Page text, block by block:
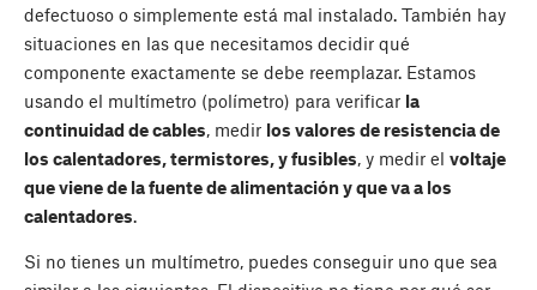
defectuoso o simplemente está mal instalado. También hay
situaciones en las que necesitamos decidir qué
componente exactamente se debe reemplazar. Estamos
usando el multímetro (polímetro) para verificar la
continuidad de cables, medir los valores de resistencia de
los calentadores, termistores, y fusibles, y medir el voltaje
que viene de la fuente de alimentación y que va a los
calentadores.
Si no tienes un multímetro, puedes conseguir uno que sea